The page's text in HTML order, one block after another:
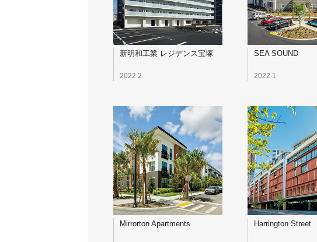
新明和工業 レジデンス宝塚
2022.2
SEA SOUND
2022.1
Mirrorton Apartments Harrington Street